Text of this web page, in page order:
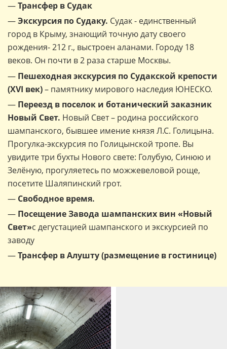
—Трансфер в Судак
—Экскурсия по Судаку. Судак - единственный
город в Крыму, знающий точную дату своего
рождения- 212 г., выстроен аланами. Городу 18
веков. Он почти в 2 раза старше Москвы.
— Пешеходная экскурсия по Судакской крепости
(XVI век)– памятнику мирового наследия ЮНЕСКО.
— Переезд в поселок и ботанический заказник
Новый Свет. Новый Свет – родина российского
шампанского, бывшее имение князя Л.С. Голицына.
Прогулка-экскурсия по Голицынской тропе. Вы
увидите три бухты Нового свете: Голубую, Синюю и
Зелёную, прогуляетесь по можжевеловой роще,
посетите Шаляпинский грот.
— Свободное время.
— Посещение Завода шампанских вин «Новый
Свет»с дегустацией шампанского и экскурсией по
заводу
—Трансфер в Алушту (размещение в гостинице)